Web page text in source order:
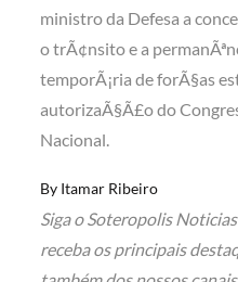
ministro da Defesa a
o trÃ¢nsito e a
temporÃ¡ria de forÃ§as
autorizaÃ§Ã£o do
Nacional.
By Itamar Ribeiro
Siga o Soteropolis
receba os principais